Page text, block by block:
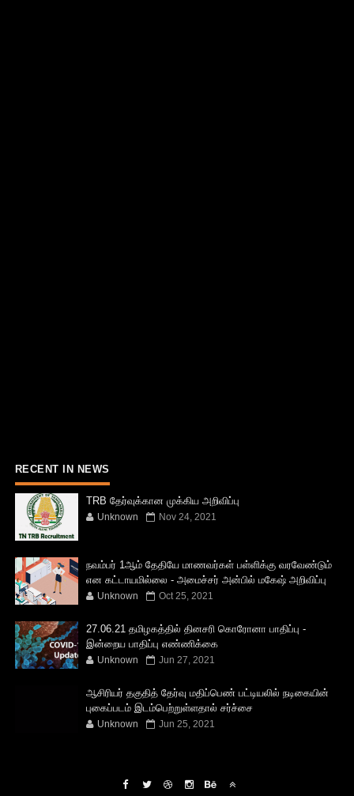
RECENT IN NEWS
TRB தேர்வுக்கான முக்கிய அறிவிப்பு
Unknown Nov 24, 2021
நவம்பர் 1ஆம் தேதியே மாணவர்கள் பள்ளிக்கு வரவேண்டும்
என கட்டாயமில்லை - அமைச்சர் அன்பில் மகேஷ் அறிவிப்பு
Unknown Oct 25, 2021
27.06.21 தமிழகத்தில் தினசரி கொரோனா பாதிப்பு -
இன்றைய பாதிப்பு எண்ணிக்கை
Unknown Jun 27, 2021
ஆசிரியர் தகுதித் தேர்வு மதிப்பெண் பட்டியலில் நடிகையின்
புகைப்படம் இடம்பெற்றுள்ளதால் சர்ச்சை
Unknown Jun 25, 2021